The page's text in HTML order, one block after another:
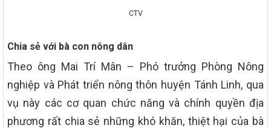
CTV
Chia sẻ với bà con nông dân
Theo ông Mai Trí Mân – Phó trưởng Phòng Nông
nghiệp và Phát triển nông thôn huyện Tánh Linh, qua
vụ này các cơ quan chức năng và chính quyền địa
phương rất chia sẻ những khó khăn, thiệt hại của bà